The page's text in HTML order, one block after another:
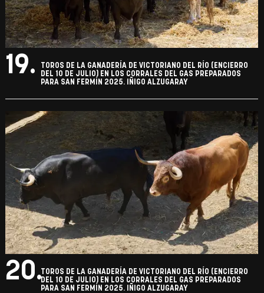
19.
TOROS DE LA GANADERÍA DE VICTORIANO DEL RÍO (ENCIERRO
DEL 10 DE JULIO) EN LOS CORRALES DEL GAS PREPARADOS
PARA SAN FERMÍN 2025. IÑIGO ALZUGARAY
20.TOROS DE LA GANADERÍA DE VICTORIANO DEL RÍO (ENCIERRO
DEL 10 DE JULIO) EN LOS CORRALES DEL GAS PREPARADOS
PARA SAN FERMÍN 2025. IÑIGO ALZUGARAY